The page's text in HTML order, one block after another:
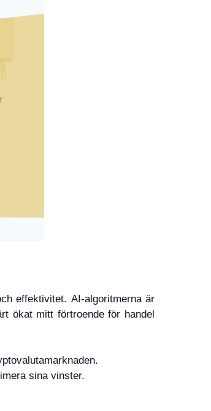
effektivitet. AI-algoritmerna är
ökat mitt förtroende för handel
sina vinster.